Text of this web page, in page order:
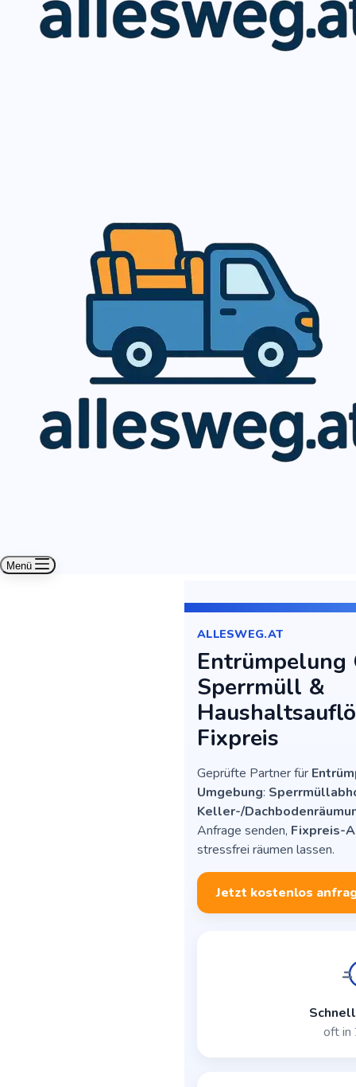
Menü
ALLESWEG.AT
Entrümpelung
Sperrmüll &
Fixpreis
Geprüfte Partner für
Umgebung:
Keller-/
Anfrage senden, Fixpreis-
stressfrei räumen lassen.
Jetzt kostenlos
oft in